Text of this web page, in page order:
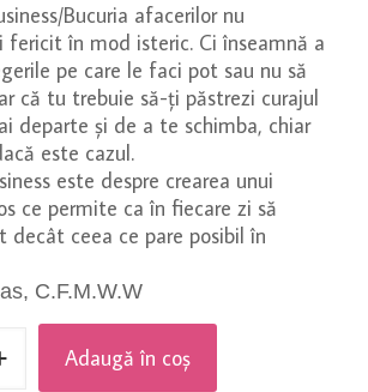
Bucuria afacerilor nu
fericit în mod isteric. Ci înseamnă a
pe care le faci pot sau nu să
că tu trebuie să-ți păstrezi curajul
departe și de a te schimba, chiar
este cazul.
este despre crearea unui
ce permite ca în fiecare zi să
decât ceea ce pare posibil în
C.F.M.W.W
Adaugă în coș